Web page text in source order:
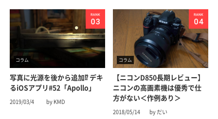
コラム
写真に光源を後から追加⁉︎ デキ
るiOSアプリ#52「Apollo」
2019/03/4 by KMD
コラム
【ニコンD850長期レビュー】
ニコンの高画素機は優秀で仕
方がない＜作例あり＞
2018/05/14 by だい